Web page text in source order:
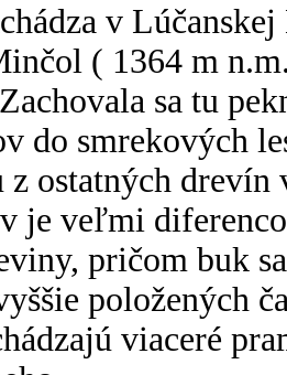
v
( 1364 m
sa tu
do smrekových
z ostatných
je veľmi
pričom buk
položených
viaceré